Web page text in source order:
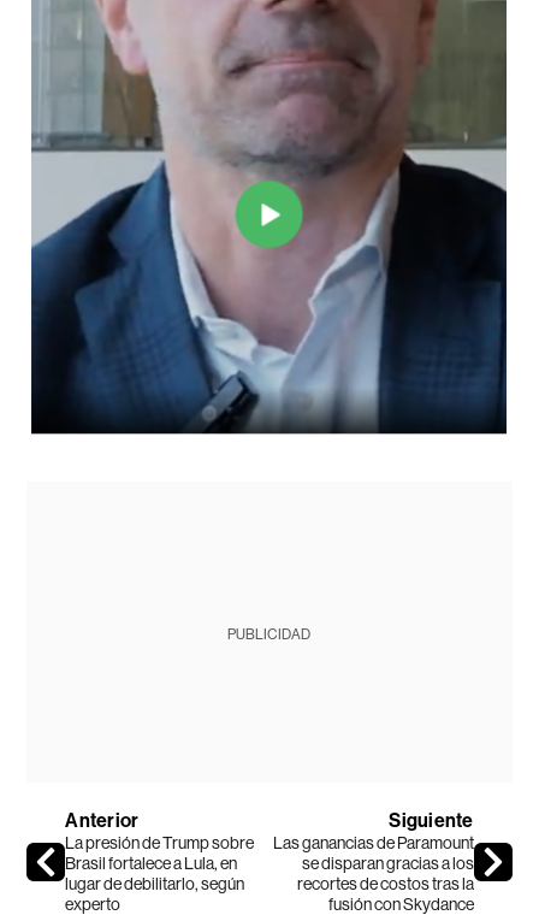
PUBLICIDAD
Anterior
La presión de Trump sobre
Brasil fortalece a Lula, en
lugar de debilitarlo, según
experto
Siguiente
Las ganancias de Paramount
se disparan gracias a los
recortes de costos tras la
fusión con Skydance